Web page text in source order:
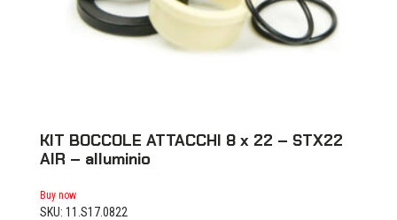
KIT BOCCOLE ATTACCHI 8 x 22 – STX22
AIR – alluminio
Buy now
SKU: 11.S17.0822